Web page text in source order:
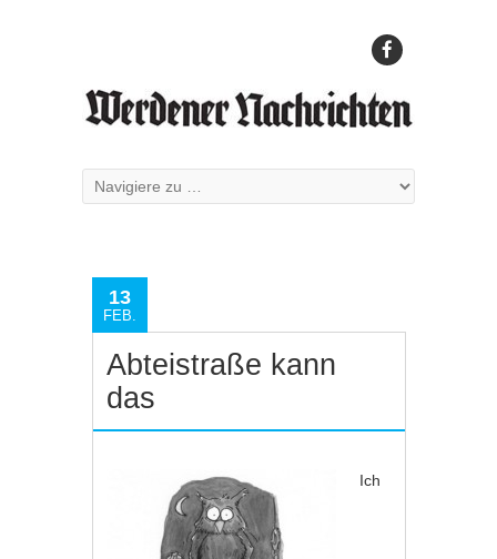
13
FEB.
Abteistraße kann
das
Ich